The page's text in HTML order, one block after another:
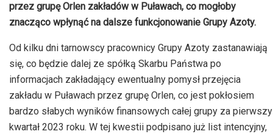
przez grupę Orlen zakładów w Puławach, co mogłoby
znacząco wpłynąć na dalsze funkcjonowanie Grupy Azoty.
Od kilku dni tarnowscy pracownicy Grupy Azoty zastanawiają
się, co będzie dalej ze spółką Skarbu Państwa po
informacjach zakładający ewentualny pomysł przejęcia
zakładu w Puławach przez grupę Orlen, co jest pokłosiem
bardzo słabych wyników finansowych całej grupy za pierwszy
kwartał 2023 roku. W tej kwestii podpisano już list intencyjny,